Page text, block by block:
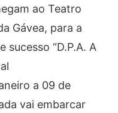
ao Teatro
Gávea, para a
“D.P.A. A
a 09 de
vai embarcar